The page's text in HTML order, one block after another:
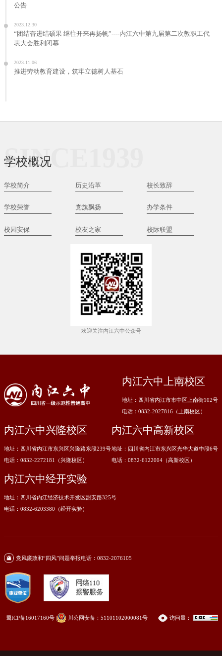
公告
2023.12.30
“团结奋进结硕果 继往开来再扬帆”----内江六中第九届第二次教职工代
表大会胜利闭幕
2023.11.06
推进劳动教育建设，筑牢立德树人基石
SINCE1939
学校概况
学校简介 历史沿革 校长致辞
学校荣誉 党旗飘扬 办学条件
校园安保 校友之家 校际联盟
欢迎关注内江六中公众号
内江六中上南校区
地址：四川省内江市市中区上南街102号
电话：0832-2027816（上南校区）
内江六中兴隆校区
地址：四川省内江市东兴区兴隆路东段239号
电话：0832-2272181（兴隆校区）
内江六中高新校区
地址：四川省内江市东兴区光华大道中段6号
电话：0832-6122004（高新校区）
内江六中经开实验
地址：四川省内江经济技术开发区甜安路325号
电话：0832-6203380（经开实验）
党风廉政和“四风”问题举报电话：0832-2076105
蜀ICP备16017160号 | 川公网安备：51101102000081号 访问量：